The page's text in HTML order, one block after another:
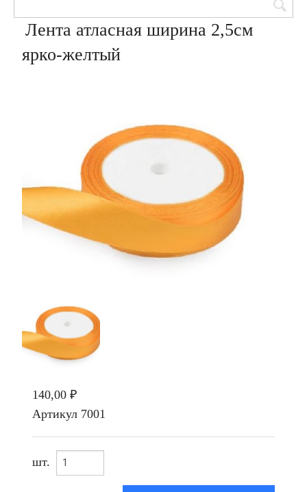
Лента атласная ширина 2,5см
ярко-желтый
140,00 ₽
Артикул 7001
шт.